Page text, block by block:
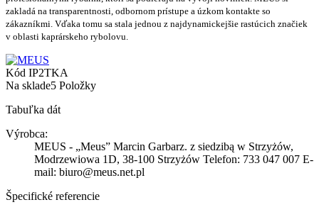
zakladá na transparentnosti, odbornom prístupe a úzkom kontakte so
zákazníkmi. Vďaka tomu sa stala jednou z najdynamickejšie rastúcich značiek
v oblasti kaprárskeho rybolovu.
Kód IP2TKA
Na sklade5 Položky
Tabuľka dát
Výrobca:
MEUS - „Meus” Marcin Garbarz. z siedzibą w Strzyżów,
Modrzewiowa 1D, 38-100 Strzyżów Telefon: 733 047 007 E-
mail: biuro@meus.net.pl
Špecifické referencie